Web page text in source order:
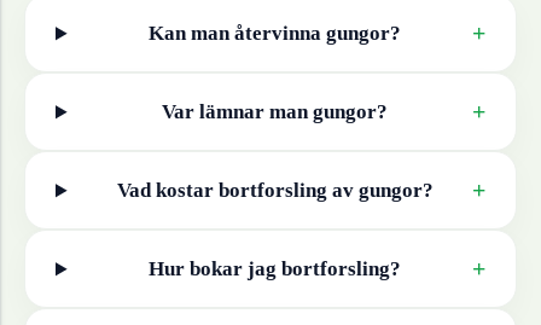
Kan man återvinna gungor? +
Var lämnar man gungor? +
Vad kostar bortforsling av gungor? +
Hur bokar jag bortforsling? +